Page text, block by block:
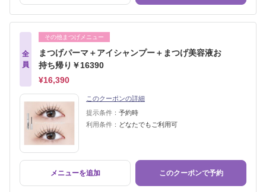
全
員
その他まつげメニュー
まつげパーマ＋アイシャンプー＋まつげ美容液お
持ち帰り￥16390
¥16,390
このクーポンの詳細
提示条件： 予約時
利用条件： どなたでもご利用可
メニューを追加 このクーポンで予約